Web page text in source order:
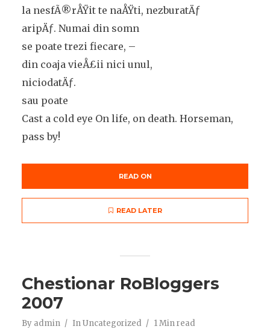
la nesfÃ®rÅŸit te naÅŸti, nezburatÄƒ
aripÄƒ. Numai din somn
se poate trezi fiecare, –
din coaja vieÅ£ii nici unul,
niciodatÄƒ.
sau poate
Cast a cold eye On life, on death. Horseman,
pass by!
READ ON
READ LATER
Chestionar RoBloggers
2007
By admin InUncategorized 1 Min read